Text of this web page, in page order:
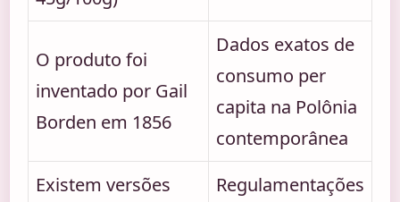
O produto foi
inventado por Gail
Borden em 1856
Dados exatos de
consumo per
capita na Polônia
contemporânea
Existem versões
Regulamentações